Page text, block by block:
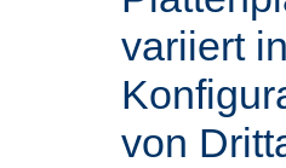
variiert
von